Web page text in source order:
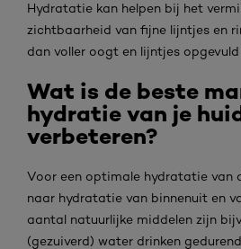
Hydratatie kan helpen bij het
zichtbaarheid van fijne lijntjes en
dan voller oogt en lijntjes opgevuld
Wat is de beste
hydratie van je
verbeteren?
Voor een optimale hydratatie van
naar hydratatie van binnenuit en
aantal natuurlijke middelen zijn
(gezuiverd) water drinken